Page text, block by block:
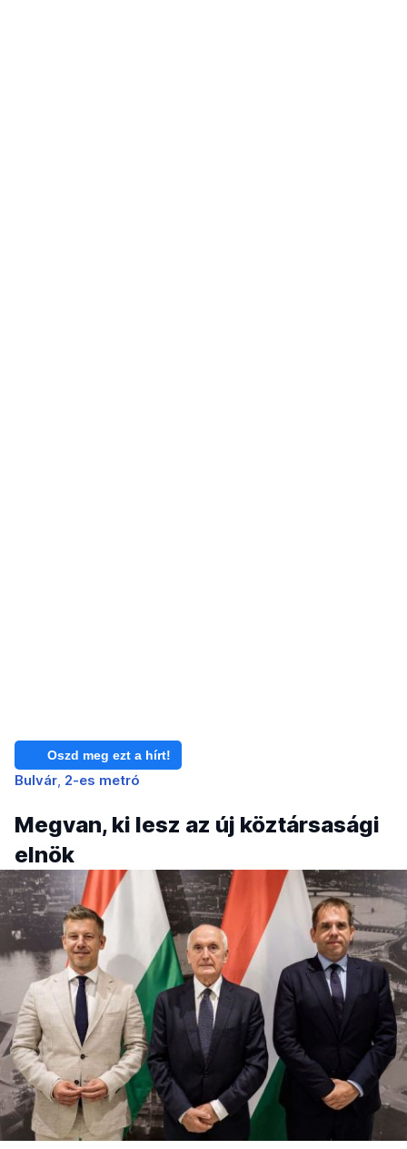
Oszd meg ezt a hírt!
Bulvár 2-es metró
Megvan, ki lesz az új köztársasági
elnök